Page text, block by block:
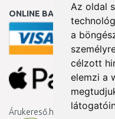
Az oldal
a
célzott
elemzi a
ONLINE BANKKÁRTYÁVAL
Árukereső.hu